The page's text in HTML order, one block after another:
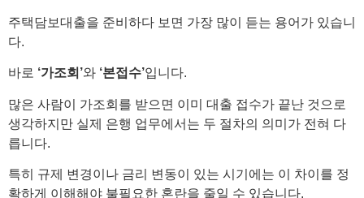
주택담보대출을 준비하다 보면 가장 많이 듣는 용어가 있습니
다.
바로 ‘가조회’와 ‘본접수’입니다.
많은 사람이 가조회를 받으면 이미 대출 접수가 끝난 것으로
생각하지만 실제 은행 업무에서는 두 절차의 의미가 전혀 다
릅니다.
특히 규제 변경이나 금리 변동이 있는 시기에는 이 차이를 정
확하게 이해해야 불필요한 혼란을 줄일 수 있습니다.